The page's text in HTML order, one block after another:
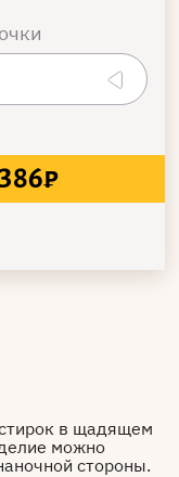
₽
в щадящем
можно
стороны.